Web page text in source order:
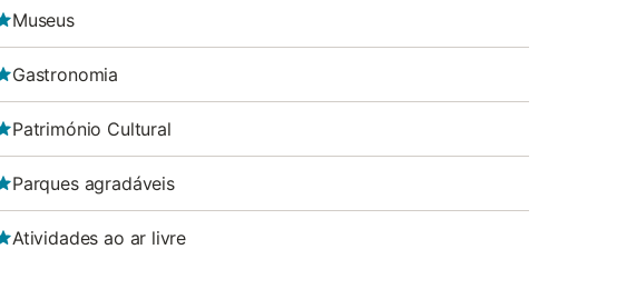
Museus
Gastronomia
Património Cultural
Parques agradáveis
Atividades ao ar livre